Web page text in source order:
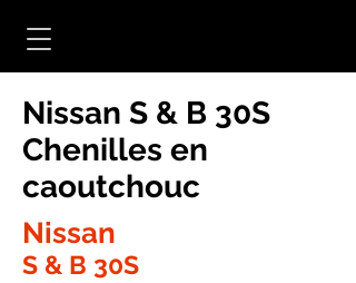
Nissan S & B 30S
Chenilles en
caoutchouc
Nissan
S & B 30S